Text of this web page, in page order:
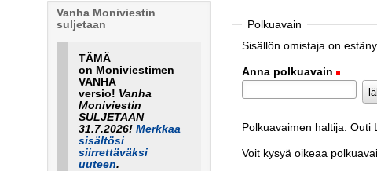
Polkuavain
Sisällön omistaja on
Anna polkuavain
Polkuavaimen haltija: Outi
Voit kysyä oikeaa
Vanha Moniviestin
suljetaan
TÄMÄ
on Moniviestimen
VANHA
versio! Vanha
Moniviestin
SULJETAAN
31.7.2026! Merkkaa
sisältösi
siirrettäväksi
uuteen.